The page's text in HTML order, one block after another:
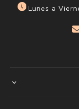
Lunes a